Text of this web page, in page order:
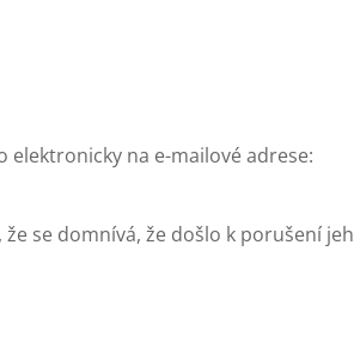
na e-mailové adrese:
se domnívá, že došlo k porušení